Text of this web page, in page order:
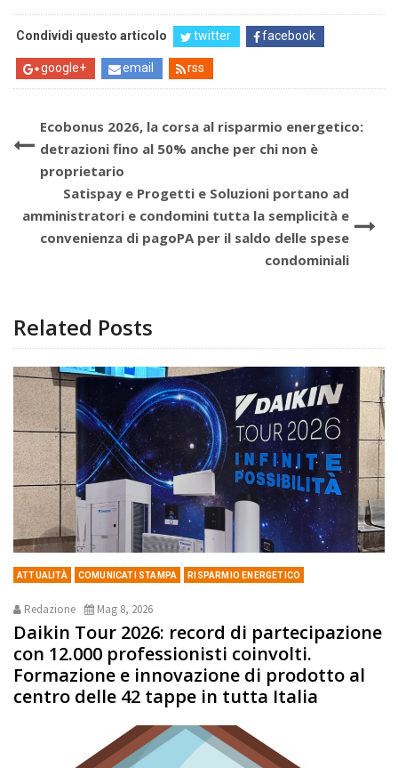
Condividi questo articolo twitter facebook
google+ email rss
Ecobonus 2026, la corsa al risparmio energetico:
detrazioni fino al 50% anche per chi non è
proprietario
Satispay e Progetti e Soluzioni portano ad
amministratori e condomini tutta la semplicità e
convenienza di pagoPA per il saldo delle spese
condominiali
Related Posts
ATTUALITÀ COMUNICATI STAMPA RISPARMIO ENERGETICO
Redazione Mag 8, 2026
Daikin Tour 2026: record di partecipazione
con 12.000 professionisti coinvolti.
Formazione e innovazione di prodotto al
centro delle 42 tappe in tutta Italia